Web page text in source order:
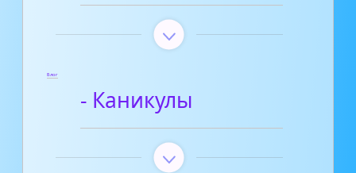
Блог
- Каникулы